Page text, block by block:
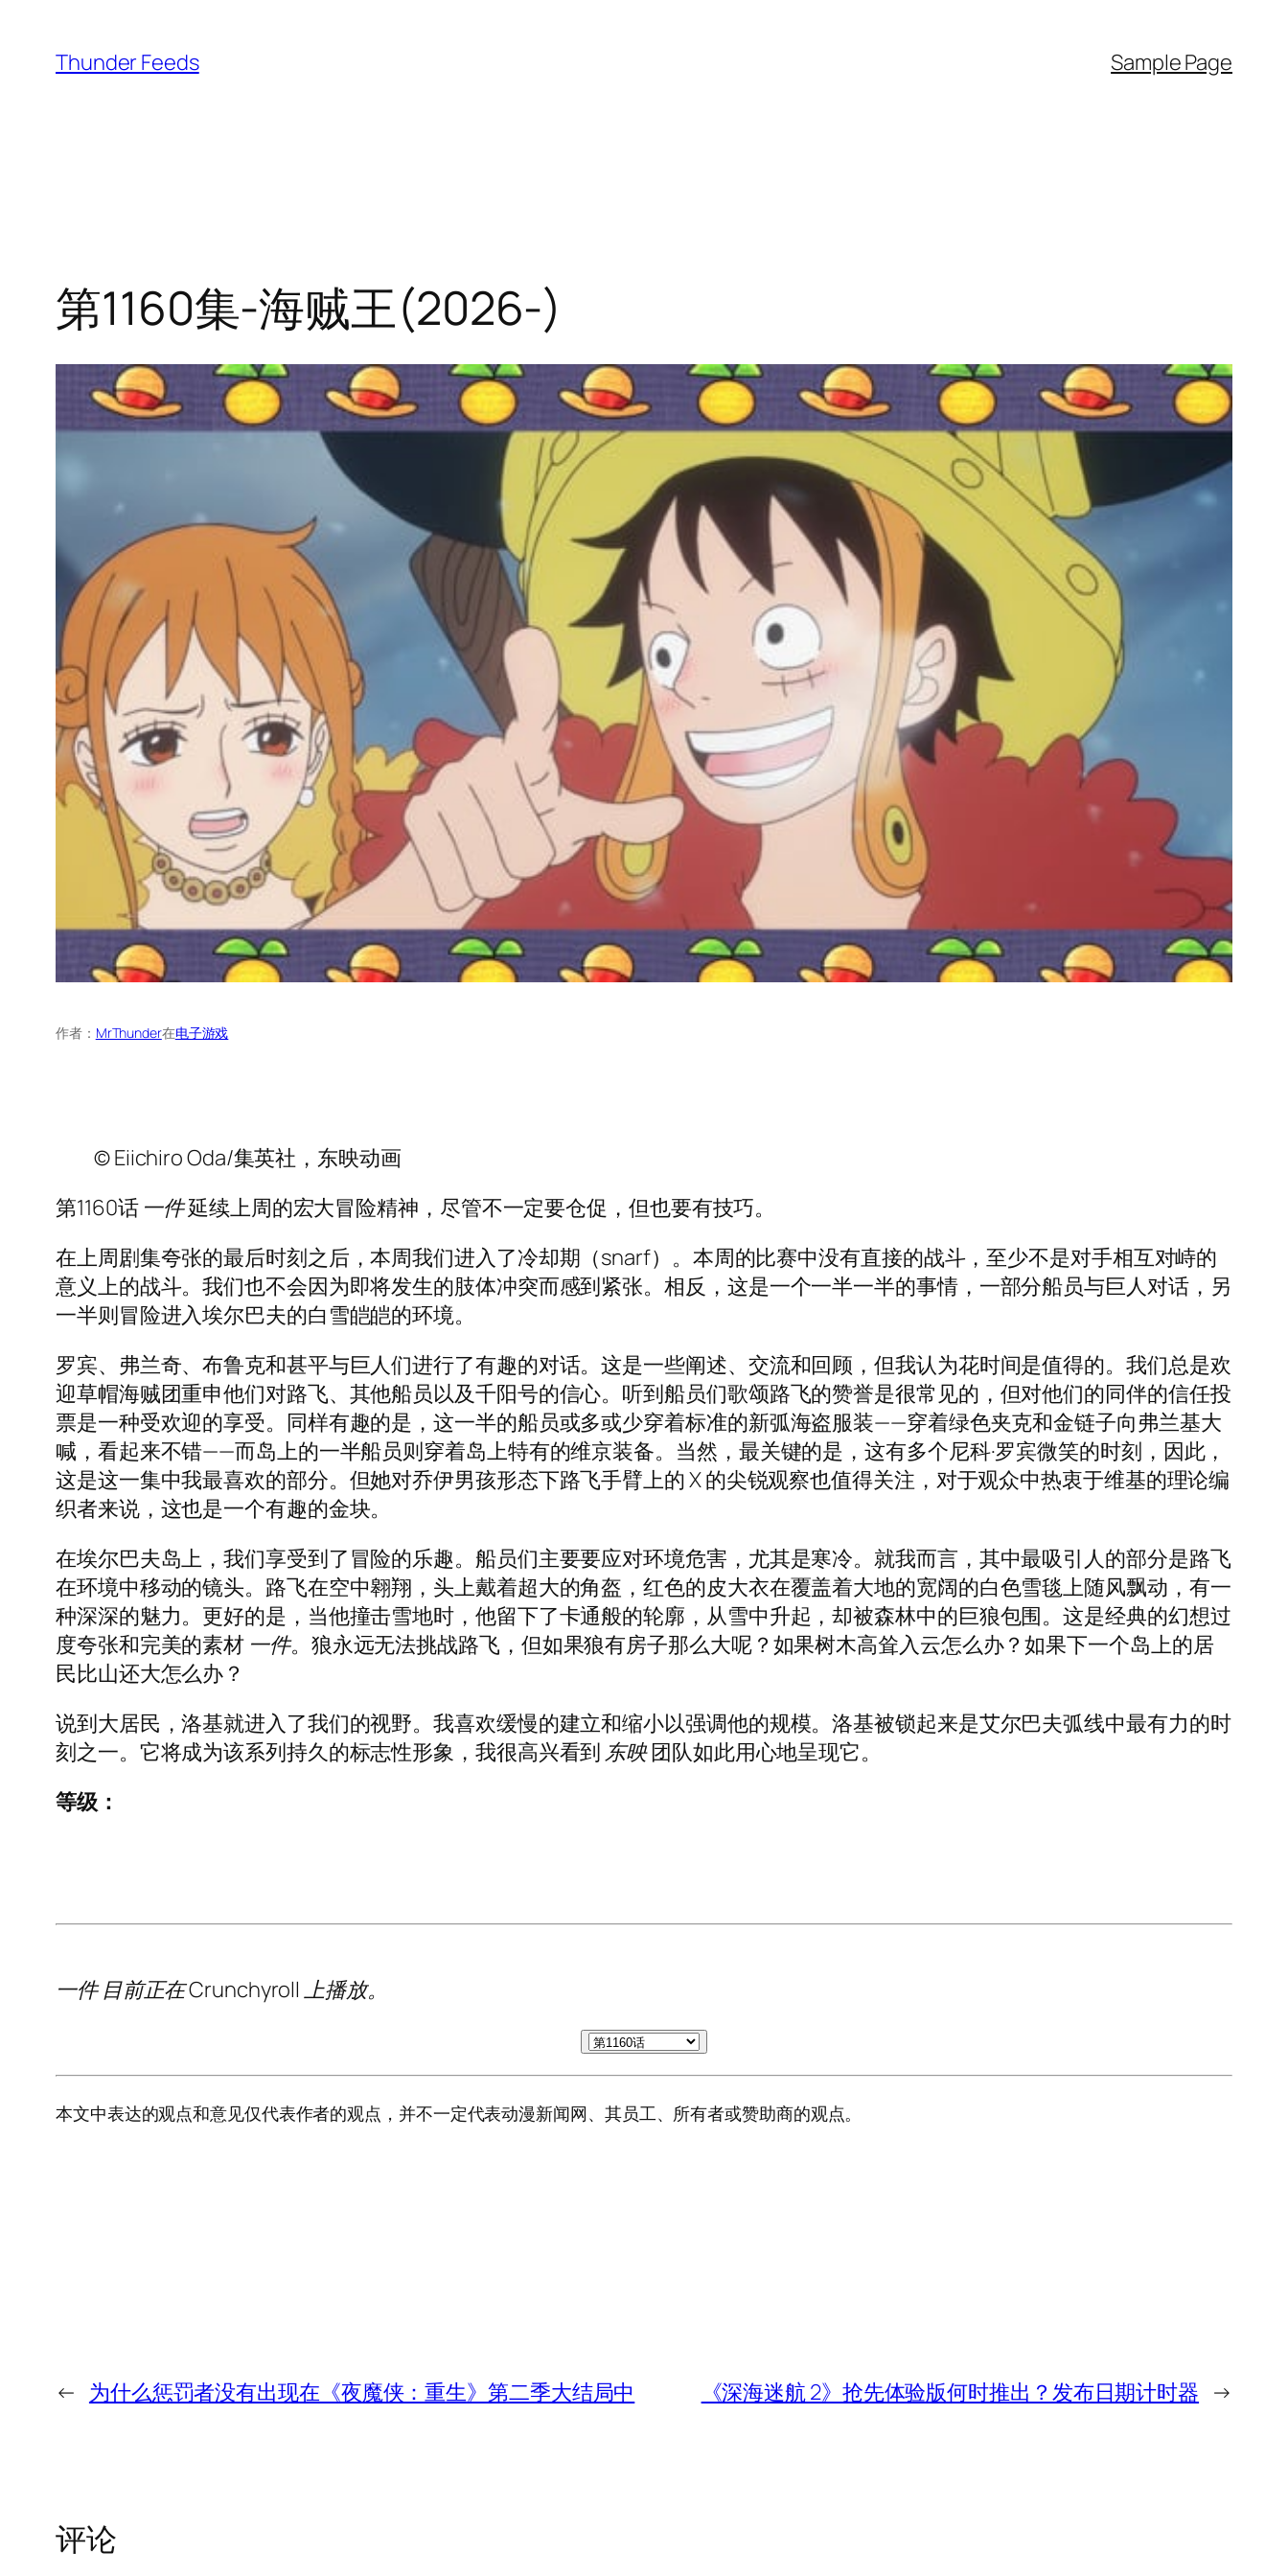
Thunder Feeds Sample Page
第1160集-海贼王(2026-)
作者： MrThunder在电子游戏
© Eiichiro Oda/集英社，东映动画
第1160话 一件延续上周的宏大冒险精神，尽管不一定要仓促，但也要有技巧。
在上周剧集夸张的最后时刻之后，本周我们进入了冷却期（snarf）。本周的比赛中没有直接的战斗，至少不是对手相互对峙的
意义上的战斗。我们也不会因为即将发生的肢体冲突而感到紧张。相反，这是一个一半一半的事情，一部分船员与巨人对话，另
一半则冒险进入埃尔巴夫的白雪皑皑的环境。
罗宾、弗兰奇、布鲁克和甚平与巨人们进行了有趣的对话。这是一些阐述、交流和回顾，但我认为花时间是值得的。我们总是欢
迎草帽海贼团重申他们对路飞、其他船员以及千阳号的信心。听到船员们歌颂路飞的赞誉是很常见的，但对他们的同伴的信任投
票是一种受欢迎的享受。同样有趣的是，这一半的船员或多或少穿着标准的新弧海盗服装——穿着绿色夹克和金链子向弗兰基大
喊，看起来不错——而岛上的一半船员则穿着岛上特有的维京装备。当然，最关键的是，这有多个尼科·罗宾微笑的时刻，因此，
这是这一集中我最喜欢的部分。但她对乔伊男孩形态​​下路飞手臂上的 X 的尖锐观察也值得关注，对于观众中热衷于维基的理论编
织者来说，这也是一个有趣的金块。
在埃尔巴夫岛上，我们享受到了冒险的乐趣。船员们主要要应对环境危害，尤其是寒冷。就我而言，其中最吸引人的部分是路飞
在环境中移动的镜头。路飞在空中翱翔，头上戴着超大的角盔，红色的皮大衣在覆盖着大地的宽阔的白色雪毯上随风飘动，有一
种深深的魅力。更好的是，当他撞击雪地时，他留下了卡通般的轮廓，从雪中升起，却被森林中的巨狼包围。这是经典的幻想过
度夸张和完美的素材 一件。狼永远无法挑战路飞，但如果狼有房子那么大呢？如果树木高耸入云怎么办？如果下一个岛上的居
民比山还大怎么办？
说到大居民，洛基就进入了我们的视野。我喜欢缓慢的建立和缩小以强调他的规模。洛基被锁起来是艾尔巴夫弧线中最有力的时
刻之一。它将成为该系列持久的标志性形象，我很高兴看到东映团队如此用心地呈现它。
等级：
一件目前正在 Crunchyroll 上播放。
本文中表达的观点和意见仅代表作者的观点，并不一定代表动漫新闻网、其员工、所有者或赞助商的观点。
← 为什么惩罚者没有出现在《夜魔侠：重生》第二季大结局中 《深海迷航 2》抢先体验版何时推出？发布日期计时器 →
评论